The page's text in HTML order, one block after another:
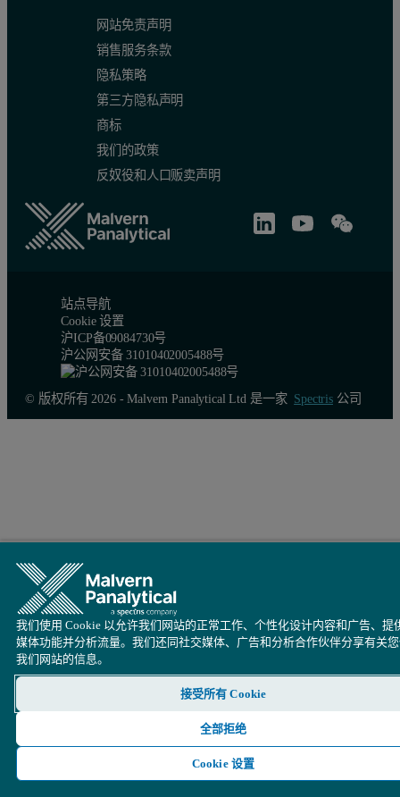
网站免责声明
销售服务条款
隐私策略
第三方隐私声明
商标
我们的政策
反奴役和人口贩卖声明
站点导航
Cookie 设置
沪ICP备09084730号
沪公网安备 31010402005488号
© 版权所有 2026 - Malvern Panalytical Ltd 是一家 Spectris公司
我们使用 Cookie 以允许我们网站的正常工作、个性化设计内容和广告、提
媒体功能并分析流量。我们还同社交媒体、广告和分析合作伙伴分享有关
我们网站的信息。
接受所有 Cookie
全部拒绝
Cookie 设置